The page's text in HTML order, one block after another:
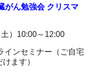
がん勉強会 クリスマ
）10:00～12:00
インセミナー（ご自宅
ます）